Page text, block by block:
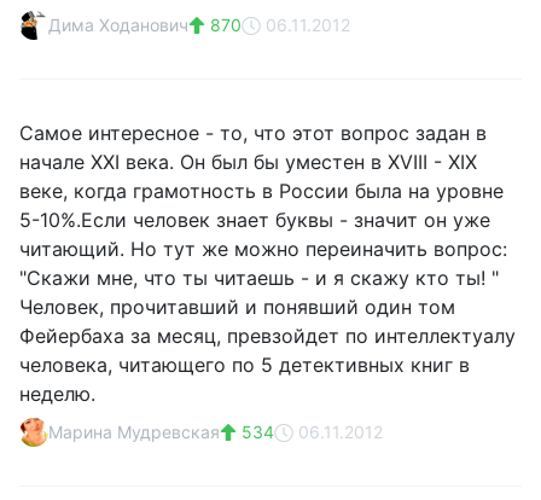
Дима Ходанович 870 06.11.2012
Самое интересное - то, что этот вопрос задан в
начале XXI века. Он был бы уместен в XVIII - XIX
веке, когда грамотность в России была на уровне
5-10%.Если человек знает буквы - значит он уже
читающий. Но тут же можно переиначить вопрос:
"Скажи мне, что ты читаешь - и я скажу кто ты! "
Человек, прочитавший и понявший один том
Фейербаха за месяц, превзойдет по интеллектуалу
человека, читающего по 5 детективных книг в
неделю.
Марина Мудревская 534 06.11.2012